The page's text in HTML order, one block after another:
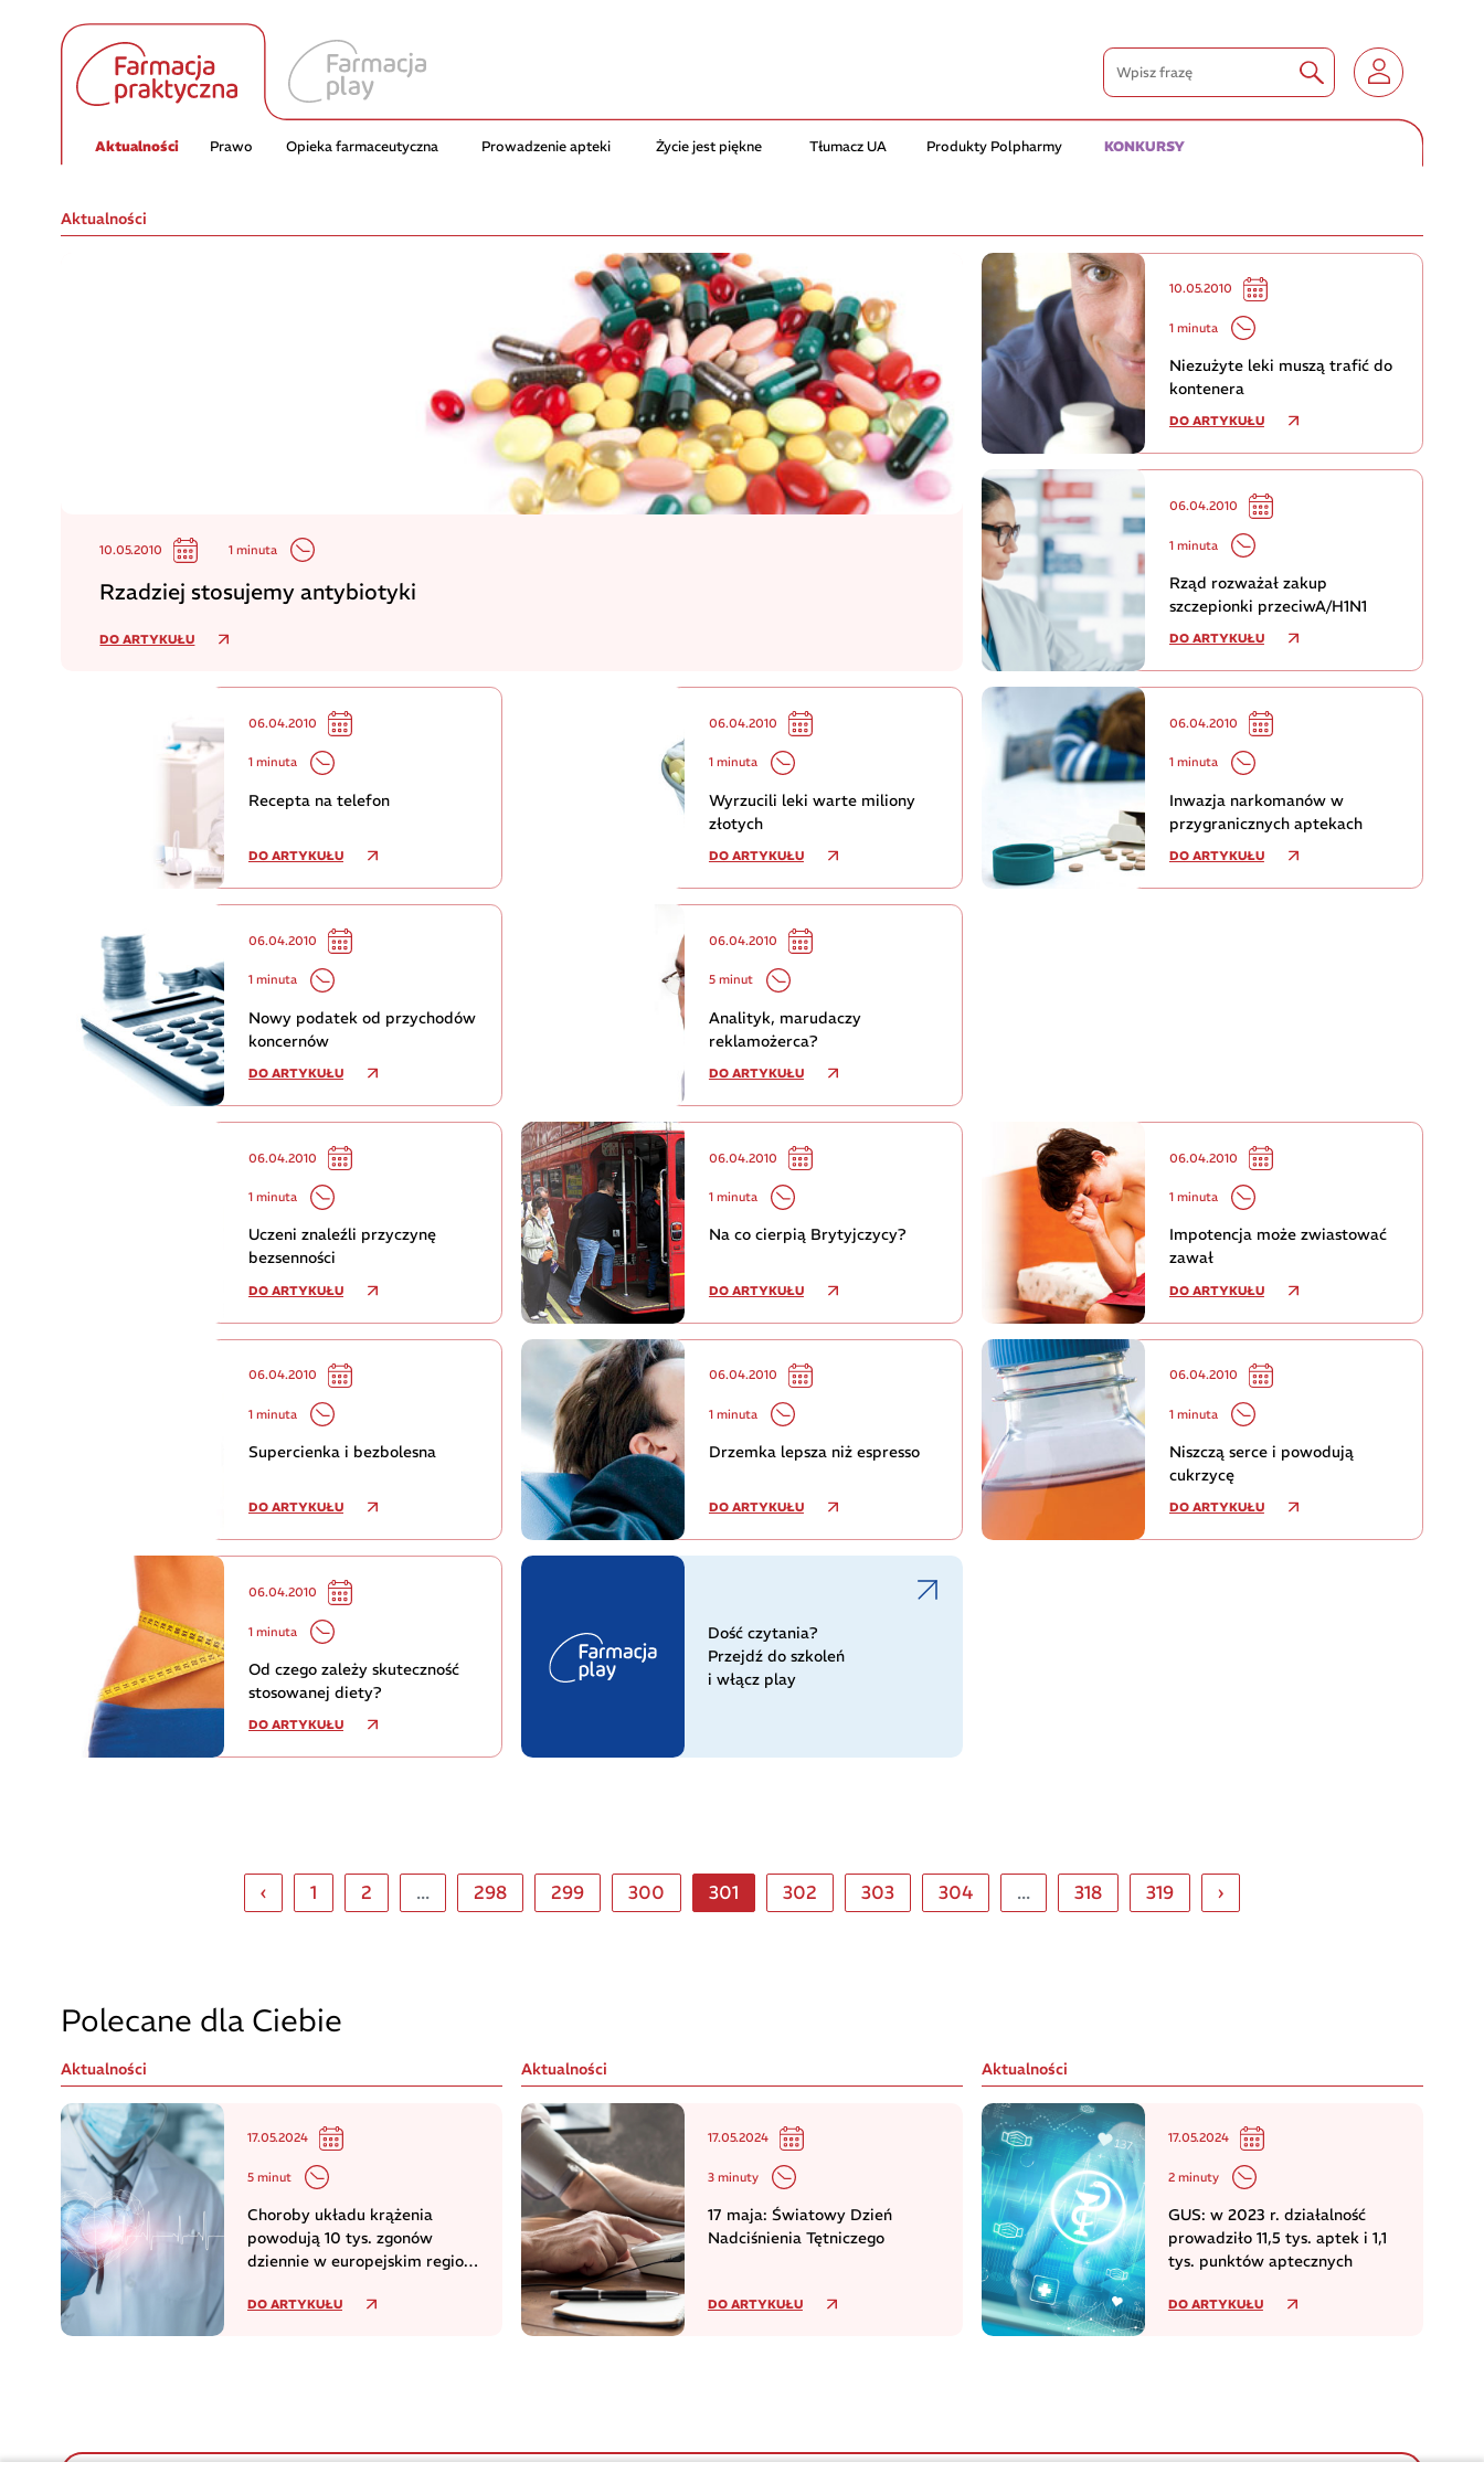
Aktualności Prawo Opieka farmaceutyczna Prowadzenie apteki Życie jest piękne Tłumacz UA Produkty Polpharmy KONKURSY
Aktualności
10.05.2010 1 minuta
Rzadziej stosujemy antybiotyki
DO ARTYKUŁU
10.05.2010
1 minuta
Niezużyte leki muszą trafić do
kontenera
DO ARTYKUŁU
06.04.2010
1 minuta
Rząd rozważał zakup
szczepionki przeciwA/H1N1
DO ARTYKUŁU
06.04.2010
1 minuta
Recepta na telefon
DO ARTYKUŁU
06.04.2010
1 minuta
Wyrzucili leki warte miliony
złotych
DO ARTYKUŁU
06.04.2010
1 minuta
Inwazja narkomanów w
przygranicznych aptekach
DO ARTYKUŁU
06.04.2010
1 minuta
Nowy podatek od przychodów
koncernów
DO ARTYKUŁU
06.04.2010
5 minut
Analityk, marudaczy
reklamożerca?
DO ARTYKUŁU
06.04.2010
1 minuta
Uczeni znaleźli przyczynę
bezsenności
DO ARTYKUŁU
06.04.2010
1 minuta
Na co cierpią Brytyjczycy?
DO ARTYKUŁU
06.04.2010
1 minuta
Impotencja może zwiastować
zawał
DO ARTYKUŁU
06.04.2010
1 minuta
Supercienka i bezbolesna
DO ARTYKUŁU
06.04.2010
1 minuta
Drzemka lepsza niż espresso
DO ARTYKUŁU
06.04.2010
1 minuta
Niszczą serce i powodują
cukrzycę
DO ARTYKUŁU
06.04.2010
1 minuta
Od czego zależy skuteczność
stosowanej diety?
DO ARTYKUŁU
Dość czytania?
Przejdź do szkoleń
i włącz play
‹ 1 2 ... 298 299 300 301 302 303 304 ... 318 319 ›
Polecane dla Ciebie
Aktualności
17.05.2024
5 minut
Choroby układu krążenia
powodują 10 tys. zgonów
dziennie w europejskim regionie
DO ARTYKUŁU
Aktualności
17.05.2024
3 minuty
17 maja: Światowy Dzień
Nadciśnienia Tętniczego
DO ARTYKUŁU
Aktualności
17.05.2024
2 minuty
GUS: w 2023 r. działalność
prowadziło 11,5 tys. aptek i 1,1
tys. punktów aptecznych
DO ARTYKUŁU